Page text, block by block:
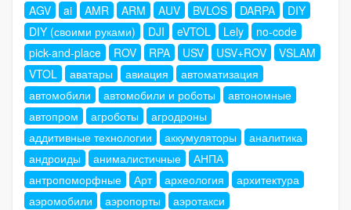
AGV ai AMR ARM AUV BVLOS DARPA
DIY
DIY (своими руками)
DJI eVTOL Lely
no-code
pick-and-place
ROV RPA USV USV+ROV
VSLAM
VTOL
аватары авиация
автоматизация
автомобили
автомобили и роботы
автономные
автопром
агроботы
агродроны
аддитивные технологии
аккумуляторы
аналитика
андроиды
анималистичные
АНПА
антропоморфные
Арт археология
архитектура
аэромобили
аэропорты аэротакси